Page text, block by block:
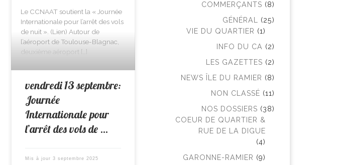
Le CCNAAT soutient la « Journée
Internationale pour l’arrêt des vols
de nuit ». (Lien) Autour de
l’aéroport de Toulouse-Blagnac,
deuxième aéroport […]
vendredi 13 septembre:
Journée
Internationale pour
l’arrêt des vols de …
Mis à jour 3 septembre 2025
COMMERÇANTS (8)
GÉNÉRAL
(25)
VIE DU QUARTIER (1)
INFO DU CA (2)
LES GAZETTES (2)
NEWS ÎLE DU RAMIER (8)
NON CLASSÉ (11)
NOS DOSSIERS (38)
COEUR DE QUARTIER &
RUE DE LA DIGUE
(4)
GARONNE-RAMIER (9)